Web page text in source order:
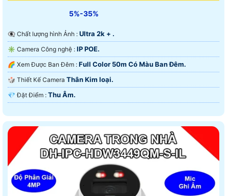
5%-35%
👁️‍🗨 Chất lượng hình Ảnh : Ultra 2k + .
✳️ Camera Công nghệ : IP POE.
🌈 Xem Được Ban Đêm : Full Color 50m Có Màu Ban Ðêm.
🎲 Thiết Kế Camera Thân Kim loại.
️💎 Đặt Điểm : Thu Âm.